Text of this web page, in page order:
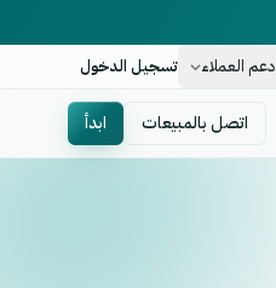
دعم العملاء تسجيل الدخول
اتصل بالمبيعات ابدأ